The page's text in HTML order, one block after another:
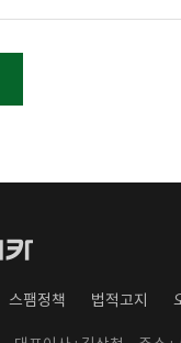
스팸정책 법적고지